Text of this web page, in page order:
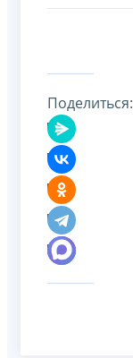
Поделиться: